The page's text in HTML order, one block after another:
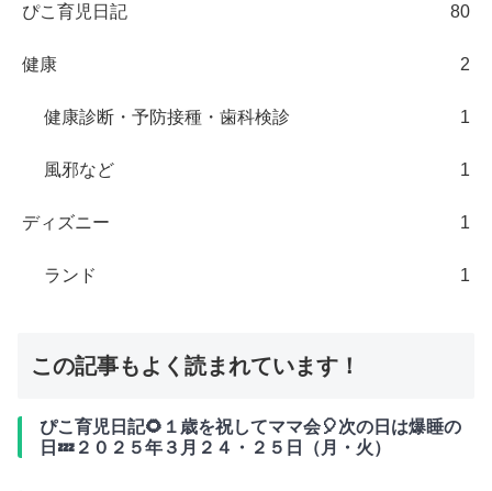
ぴこ育児日記 80
健康 2
健康診断・予防接種・歯科検診 1
風邪など 1
ディズニー 1
ランド 1
この記事もよく読まれています！
ぴこ育児日記🌻１歳を祝してママ会🎈次の日は爆睡の
日💤２０２５年３月２４・２５日（月・火）